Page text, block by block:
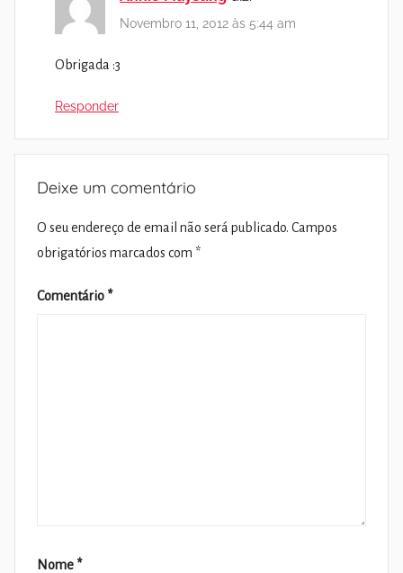
Novembro 11, 2012 às 5:44 am
Obrigada :3
Responder
Deixe um comentário
O seu endereço de email não será publicado. Campos
obrigatórios marcados com *
Comentário *
Nome *